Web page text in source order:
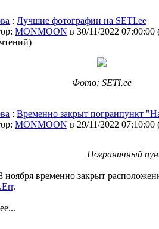
: Лучшие фотографии на SETI.ee
MONMOON в 30/11/2022 07:00:00
)
Фото: SETI.ee
: Временно закрыт погранпункт
MONMOON в 29/11/2022 07:10:00
Пограничный
ноября временно закрыт
.